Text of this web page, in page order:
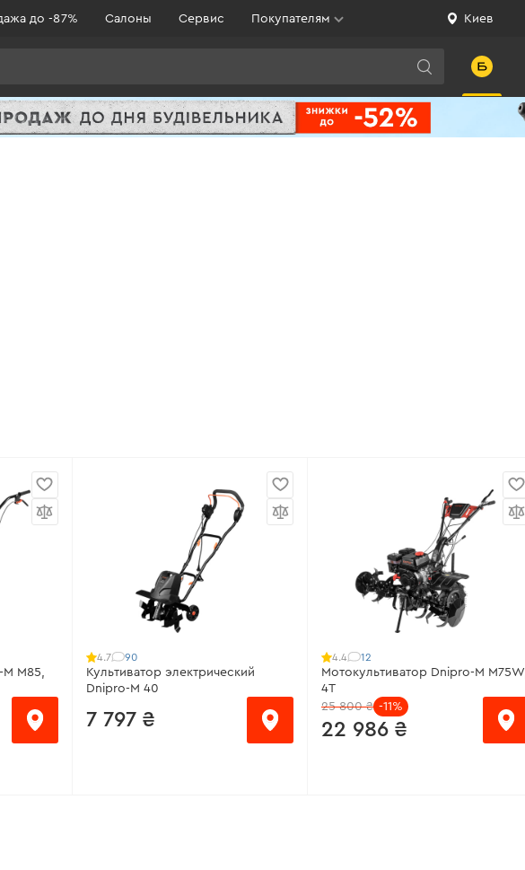
до -87% Салоны Сервис Покупателям Киев
M85,
4.7 90
Культиватор электрический
Dnipro-M 40
7 797 ₴
4.4 12
Мотокультиватор Dnipro-M M75W,
4Т
25 800 ₴ -11%
22 986 ₴